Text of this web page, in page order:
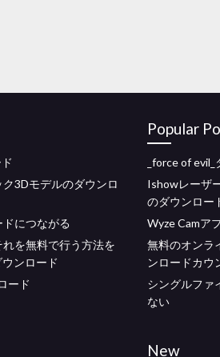
3Dモデルのダウンロ
につながる
を無料で行う方法を
ンロード
ード
Popular
_force of
Ishowレーザ
のダウンロー
Wyze Camア
無料のオンラ
ンロードカウ
シングルファ
ない
New